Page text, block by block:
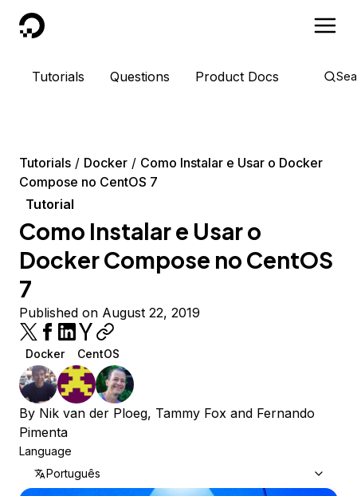
DigitalOcean
Tutorials Questions Product Docs
Tutorials Docker
Como Instalar e Usar o Docker
Compose no CentOS 7
Tutorial
Como Instalar e Usar o
Docker Compose no CentOS
7
Published on August 22, 2019
Docker CentOS
By Nik van der Ploeg, Tammy Fox and Fernando
Pimenta
Language
Português